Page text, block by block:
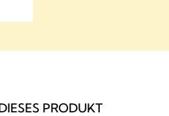
PRODUKT